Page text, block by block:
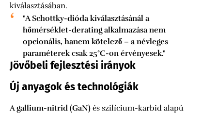
kiválasztásában.
"A Schottky-dióda kiválasztásánál a
hőmérséklet-derating alkalmazása nem
opcionális, hanem kötelező – a névleges
paraméterek csak 25°C-on érvényesek."
Jövőbeli fejlesztési irányok
Új anyagok és technológiák
Agallium-nitrid (GaN) és szilícium-karbid alapú